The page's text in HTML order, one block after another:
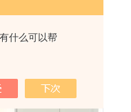
什么可以帮